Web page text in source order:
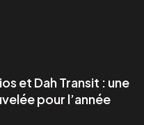
et Dah Transit : une
pour l’année